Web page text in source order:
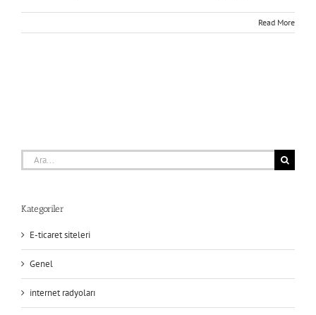
Read More
Ara:
Kategoriler
E-ticaret siteleri
Genel
internet radyoları